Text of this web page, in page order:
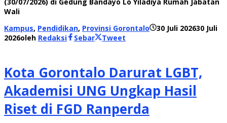
Wali
Kampus, Pendidikan, Provinsi Gorontalo 30 Juli 202630 Juli
2026oleh Redaksi Sebar Tweet
Kota Gorontalo Darurat LGBT,
Akademisi UNG Ungkap Hasil
Riset di FGD Ranperda